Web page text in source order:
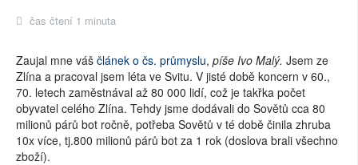
čas čtení 1 minuta
Zaujal mne váš článek o čs. průmyslu, píše Ivo Malý. Jsem ze
Zlína a pracoval jsem léta ve Svitu. V jisté době koncern v 60.,
70. letech zaměstnával až 80 000 lidí, což je takřka počet
obyvatel celého Zlína. Tehdy jsme dodávali do Sovětů cca 80
milionů párů bot ročně, potřeba Sovětů v té době činila zhruba
10x více, tj.800 milionů párů bot za 1 rok (doslova brali všechno
zboží).